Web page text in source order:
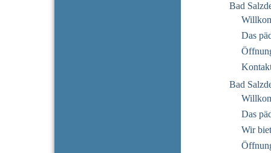
Bad
Das
Bad
Das
Wir